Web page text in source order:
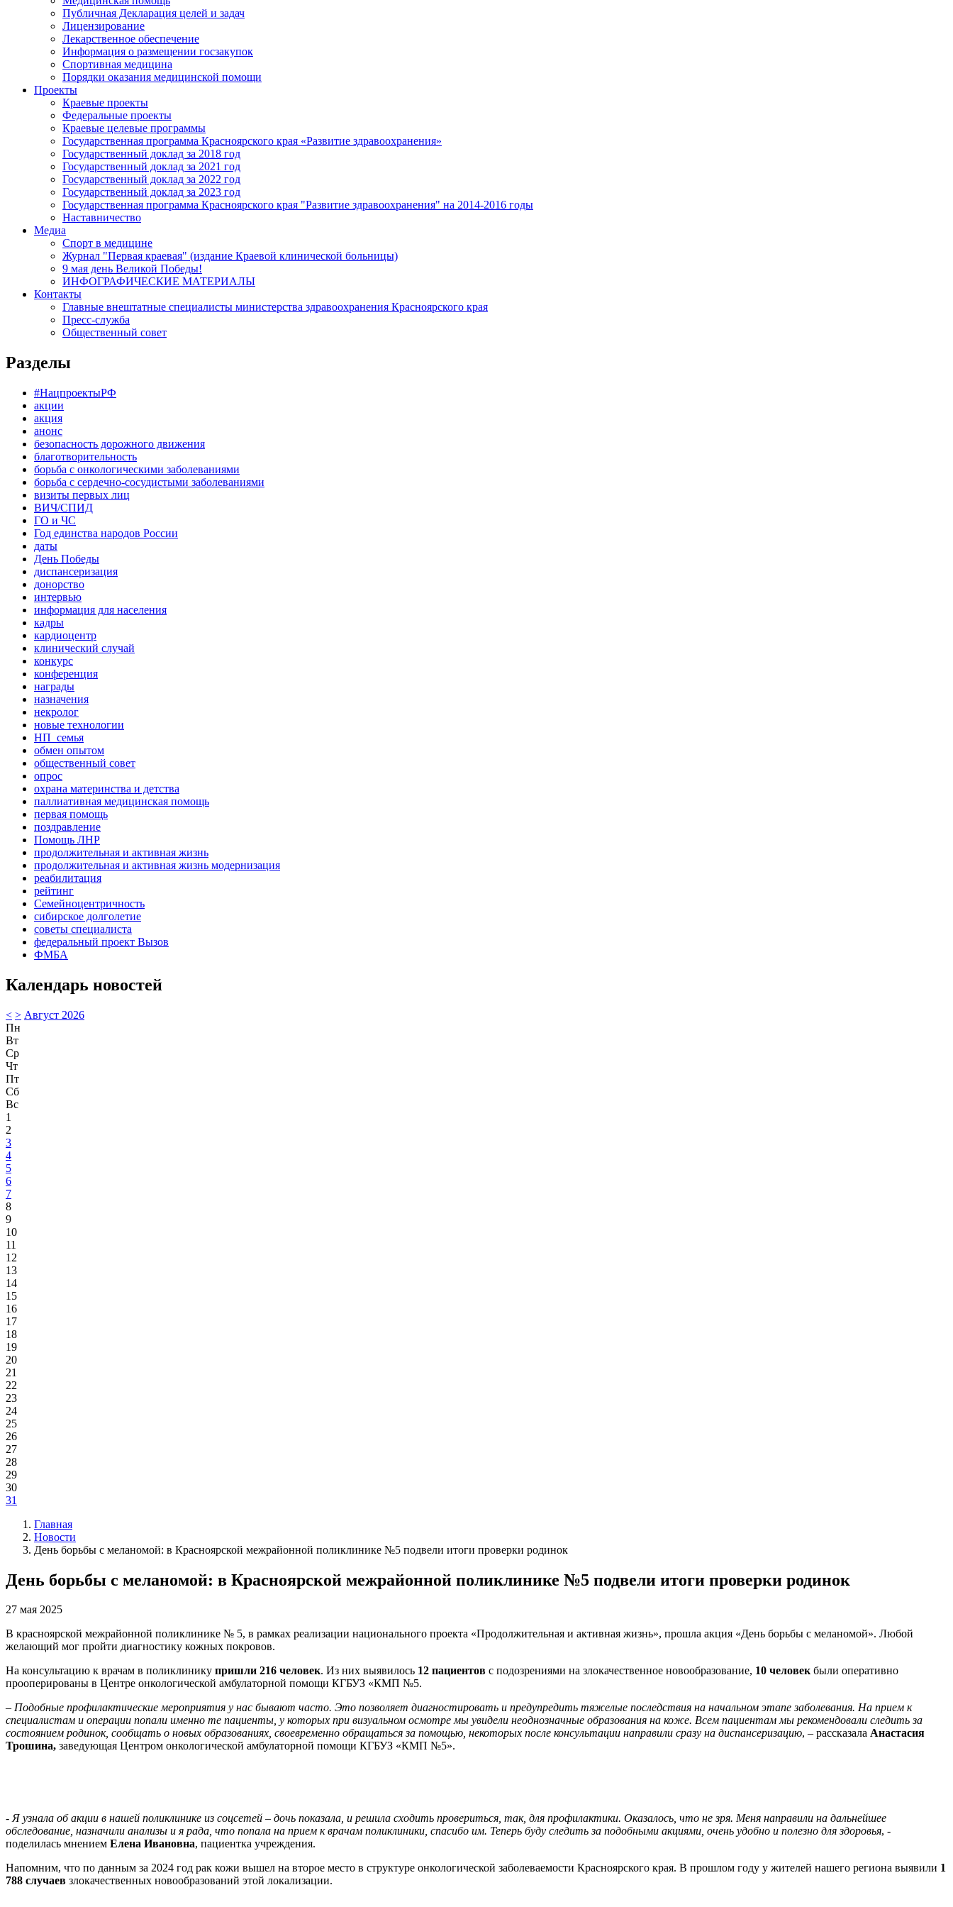
Публичная Декларация целей и задач
Лицензирование
Лекарственное обеспечение
Информация о размещении госзакупок
Спортивная медицина
Порядки оказания медицинской помощи
Проекты
Краевые проекты
Федеральные проекты
Краевые целевые программы
Государственная программа Красноярского края «Развитие здравоохранения»
Государственный доклад за 2018 год
Государственный доклад за 2021 год
Государственный доклад за 2022 год
Государственный доклад за 2023 год
Государственная программа Красноярского края "Развитие здравоохранения" на 2014-2016 годы
Наставничество
Медиа
Спорт в медицине
Журнал "Первая краевая" (издание Краевой клинической больницы)
9 мая день Великой Победы!
ИНФОГРАФИЧЕСКИЕ МАТЕРИАЛЫ
Контакты
Главные внештатные специалисты министерства здравоохранения Красноярского края
Пресс-служба
Общественный совет
Разделы
#НацпроектыРФ
акции
акция
анонс
безопасность дорожного движения
благотворительность
борьба с онкологическими заболеваниями
борьба с сердечно-сосудистыми заболеваниями
визиты первых лиц
ВИЧ/СПИД
ГО и ЧС
Год единства народов России
даты
День Победы
диспансеризация
донорство
интервью
информация для населения
кадры
кардиоцентр
клинический случай
конкурс
конференция
награды
назначения
некролог
новые технологии
НП_семья
обмен опытом
общественный совет
опрос
охрана материнства и детства
паллиативная медицинская помощь
первая помощь
поздравление
Помощь ЛНР
продолжительная и активная жизнь
продолжительная и активная жизнь модернизация
реабилитация
рейтинг
Семейноцентричность
сибирское долголетие
советы специалиста
федеральный проект Вызов
ФМБА
Календарь новостей
< > Август 2026
Пн
Вт
Ср
Чт
Пт
Сб
Вс
1
2
3
4
5
6
7
8
9
10
11
12
13
14
15
16
17
18
19
20
21
22
23
24
25
26
27
28
29
30
31
Главная
Новости
День борьбы с меланомой: в Красноярской межрайонной поликлинике №5 подвели итоги проверки родинок
День борьбы с меланомой: в Красноярской межрайонной поликлинике №5 подвели итоги проверки родинок
27 мая 2025
В красноярской межрайонной поликлинике № 5, в рамках реализации национального проекта «Продолжительная и активная жизнь», прошла акция «День борьбы с меланомой». Любой
желающий мог пройти диагностику кожных покровов.
На консультацию к врачам в поликлинику пришли 216 человек. Из них выявилось 12 пациентов с подозрениями на злокачественное новообразование, 10 человекбыли оперативно
прооперированы в Центре онкологической амбулаторной помощи КГБУЗ «КМП №5.
– Подобные профилактические мероприятия у нас бывают часто. Это позволяет диагностировать и предупредить тяжелые последствия на начальном этапе заболевания. На прием к
специалистам и операции попали именно те пациенты, у которых при визуальном осмотре мы увидели неоднозначные образования на коже. Всем пациентам мы рекомендовали следить за
состоянием родинок, сообщать о новых образованиях, своевременно обращаться за помощью, некоторых после консультации направили сразу на диспансеризацию, – рассказала Анастасия
Трошина, заведующая Центром онкологической амбулаторной помощи КГБУЗ «КМП №5».
-Я узнала об акции в нашей поликлинике из соцсетей – дочь показала, и решила сходить провериться, так, для профилактики. Оказалось, что не зря. Меня направили на дальнейшее
обследование, назначили анализы и я рада, что попала на прием к врачам поликлиники, спасибо им. Теперь буду следить за подобными акциями, очень удобно и полезно для здоровья, -
поделилась мнением Елена Ивановна, пациентка учреждения.
Напомним, что по данным за 2024 год рак кожи вышел на второе место в структуре онкологической заболеваемости Красноярского края. В прошлом году у жителей нашего региона выявили 1
788 случаев злокачественных новообразований этой локализации.